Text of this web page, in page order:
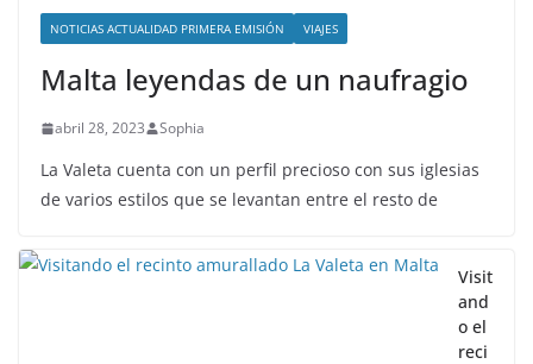
NOTICIAS ACTUALIDAD PRIMERA EMISIÓN VIAJES
Malta leyendas de un naufragio
abril 28, 2023 Sophia
La Valeta cuenta con un perfil precioso con sus iglesias
de varios estilos que se levantan entre el resto de
Visit
and
o el
reci